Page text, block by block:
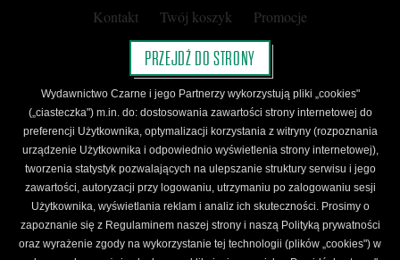
Kontakt Twój koszyk
Promocje
Kup kartę podarunkową
Nota prawna
Regulamin
Polityka prywatności
Regulamin Klubu Czarnego
Regulamin Karty Podarunkowej
ŚLEDŹ CZARNE
Facebook YouTube Instagram Newsletter
PRZEJDŹ DO STRONY
Wydawnictwo Czarne i jego Partnerzy wykorzystują pliki „cookies"
(„ciasteczka") m.in. do: dostosowania zawartości strony internetowej do
preferencji Użytkownika, optymalizacji korzystania z witryny (rozpoznania
urządzenie Użytkownika i odpowiednio wyświetlenia strony internetowej),
tworzenia statystyk pozwalających na ulepszanie struktury serwisu i jego
zawartości, autoryzacji przy logowaniu, utrzymaniu po zalogowaniu sesji
Użytkownika, wyświetlania reklam i analiz ich skuteczności. Prosimy o
zapoznanie się z Regulaminem naszej strony i naszą Polityką prywatności
oraz wyrażenie zgody na wykorzystanie tej technologii (plików „cookies") w